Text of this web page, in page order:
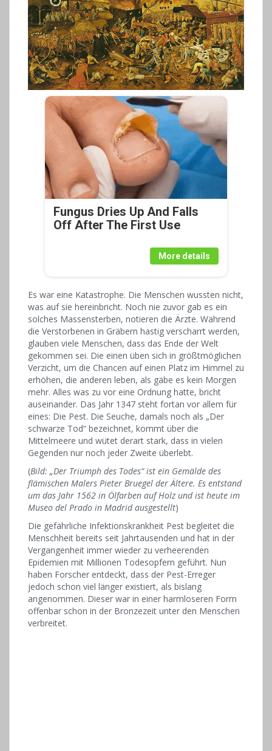
Fungus Dries Up And Falls
Off After The First Use
More details
Es war eine Katastrophe. Die Menschen wussten nicht,
was auf sie hereinbricht. Noch nie zuvor gab es ein
solches Massensterben, notieren die Ärzte. Während
die Verstorbenen in Gräbern hastig verscharrt werden,
glauben viele Menschen, dass das Ende der Welt
gekommen sei. Die einen üben sich in größtmöglichen
Verzicht, um die Chancen auf einen Platz im Himmel zu
erhöhen, die anderen leben, als gäbe es kein Morgen
mehr. Alles was zu vor eine Ordnung hatte, bricht
auseinander. Das Jahr 1347 steht fortan vor allem für
eines: Die Pest. Die Seuche, damals noch als „Der
schwarze Tod“ bezeichnet, kommt über die
Mittelmeere und wütet derart stark, dass in vielen
Gegenden nur noch jeder Zweite überlebt.
(Bild: „Der Triumph des Todes“ ist ein Gemälde des
flämischen Malers Pieter Bruegel der Ältere. Es entstand
um das Jahr 1562 in Ölfarben auf Holz und ist heute im
Museo del Prado in Madrid ausgestellt)
Die gefährliche Infektionskrankheit Pest begleitet die
Menschheit bereits seit Jahrtausenden und hat in der
Vergangenheit immer wieder zu verheerenden
Epidemien mit Millionen Todesopfern geführt. Nun
haben Forscher entdeckt, dass der Pest-Erreger
jedoch schon viel länger existiert, als bislang
angenommen. Dieser war in einer harmloseren Form
offenbar schon in der Bronzezeit unter den Menschen
verbreitet.